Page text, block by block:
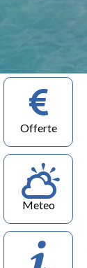
Offerte
Meteo